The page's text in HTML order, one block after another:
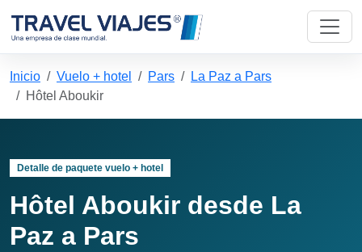
Inicio Vuelo + hotel Pars
La Paz a Pars
Hôtel Aboukir
Detalle de paquete vuelo + hotel
Hôtel Aboukir desde La
Paz a Pars